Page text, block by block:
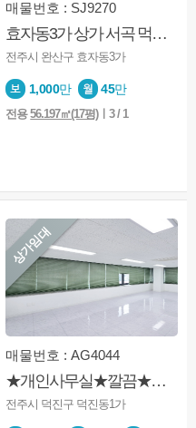
매물번호 : SJ9270
효자동3가 상가 서곡 먹자골목 대로변 다양한업종 추천
전주시 완산구 효자동3가
1,000만 45만
전용56.197㎡(17평)ㅣ3 / 1
상가임대
매물번호 : AG4044
★개인사무실★깔끔★가성비굿★주차편리★조정가능
전주시 덕진구 덕진동1가